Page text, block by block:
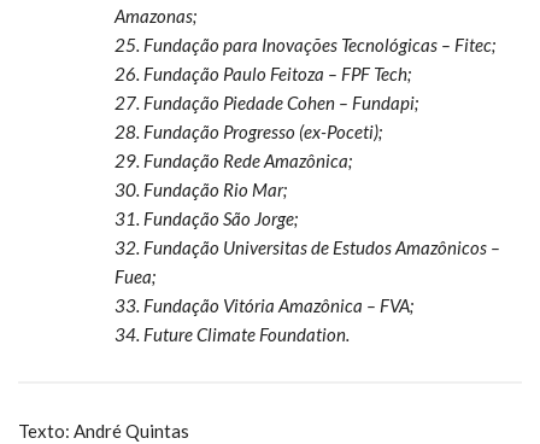
Amazonas;
25. Fundação para Inovações Tecnológicas – Fitec;
26. Fundação Paulo Feitoza – FPF Tech;
27. Fundação Piedade Cohen – Fundapi;
28. Fundação Progresso (ex-Poceti);
29. Fundação Rede Amazônica;
30. Fundação Rio Mar;
31. Fundação São Jorge;
32. Fundação Universitas de Estudos Amazônicos –
Fuea;
33. Fundação Vitória Amazônica – FVA;
34. Future Climate Foundation.
Texto: André Quintas